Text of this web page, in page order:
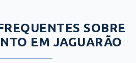
SOBRE
EM JAGUARÃO